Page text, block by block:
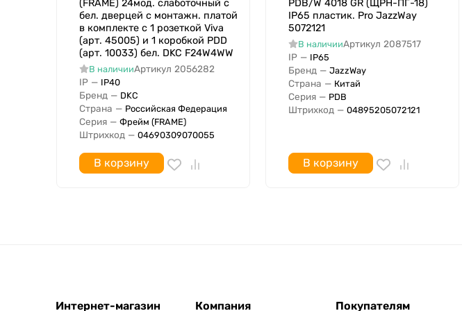
(FRAME) 24мод. слаботочный с
бел. дверцей с монтажн. платой
в комплекте с 1 розеткой Viva
(арт. 45005) и 1 коробкой PDD
(арт. 10033) бел. DKC F24W4WW
В наличииАртикул 2056282
IP — IP40
Бренд — DKC
Страна — Российская Федерация
Серия — Фрейм (FRAME)
Штрихкод — 04690309070055
В корзину
PDB/W 4018 GR (ЩРН-ПГ-18)
IP65 пластик. Pro JazzWay
5072121
В наличииАртикул 2087517
IP — IP65
Бренд — JazzWay
Страна — Китай
Серия — PDB
Штрихкод — 04895205072121
В корзину
Интернет-магазин Компания Покупателям